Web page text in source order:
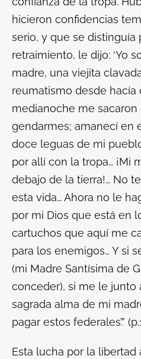
hicieron confidencias
serio, y que se
retraimiento, le dijo: ‘Yo
madre, una viejita
reumatismo desde hacía
medianoche me sacaron
gendarmes; amanecí en
doce leguas de mi
por allí con la tropa… ¡Mi
debajo de la tierra!… No
esta vida… Ahora no le
por mi Dios que está en
cartuchos que aquí me
para los enemigos… Y si
(mi Madre Santísima de
conceder), si me le junto
sagrada alma de mi
pagar estos federales’.”
Esta lucha por la